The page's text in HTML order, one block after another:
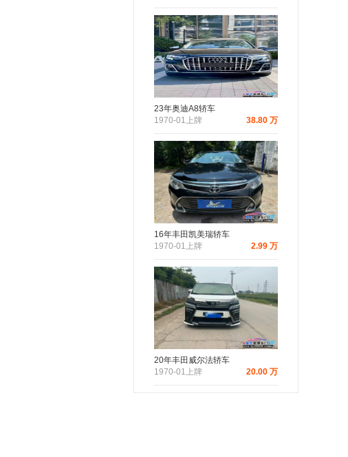
23年奥迪A8轿车
1970-01上牌
38.80 万
16年丰田凯美瑞轿车
1970-01上牌
2.99 万
20年丰田威尔法轿车
1970-01上牌
20.00 万